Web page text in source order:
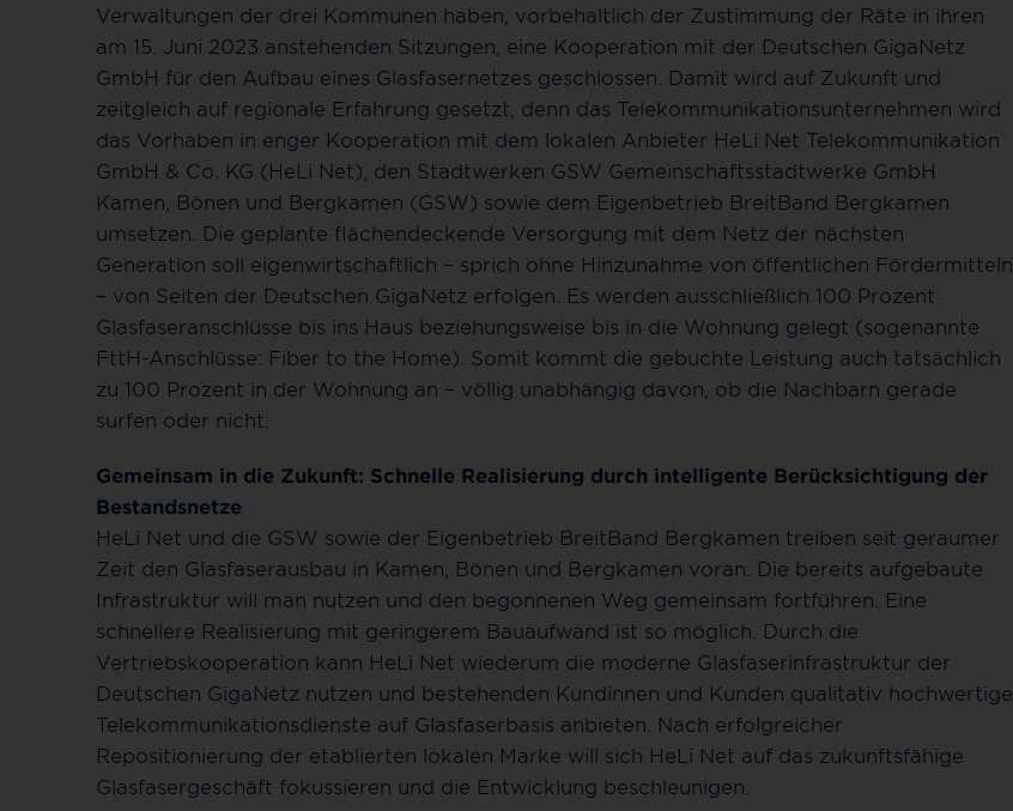
Verwaltungen der drei Kommunen haben, vorbehaltlich der Zustimmung der Räte in ihren
am 15. Juni 2023 anstehenden Sitzungen, eine Kooperation mit der Deutschen GigaNetz
GmbH für den Aufbau eines Glasfasernetzes geschlossen. Damit wird auf Zukunft und
zeitgleich auf regionale Erfahrung gesetzt, denn das Telekommunikationsunternehmen wird
das Vorhaben in enger Kooperation mit dem lokalen Anbieter HeLi Net Telekommunikation
GmbH & Co. KG (HeLi Net), den Stadtwerken GSW Gemeinschaftsstadtwerke GmbH
Kamen, Bönen und Bergkamen (GSW) sowie dem Eigenbetrieb BreitBand Bergkamen
umsetzen. Die geplante flächendeckende Versorgung mit dem Netz der nächsten
Generation soll eigenwirtschaftlich – sprich ohne Hinzunahme von öffentlichen Fördermitteln
– von Seiten der Deutschen GigaNetz erfolgen. Es werden ausschließlich 100 Prozent
Glasfaseranschlüsse bis ins Haus beziehungsweise bis in die Wohnung gelegt (sogenannte
FttH-Anschlüsse: Fiber to the Home). Somit kommt die gebuchte Leistung auch tatsächlich
zu 100 Prozent in der Wohnung an – völlig unabhängig davon, ob die Nachbarn gerade
surfen oder nicht.
Gemeinsam in die Zukunft: Schnelle Realisierung durch intelligente Berücksichtigung der
Bestandsnetze
HeLi Net und die GSW sowie der Eigenbetrieb BreitBand Bergkamen treiben seit geraumer
Zeit den Glasfaserausbau in Kamen, Bönen und Bergkamen voran. Die bereits aufgebaute
Infrastruktur will man nutzen und den begonnenen Weg gemeinsam fortführen. Eine
schnellere Realisierung mit geringerem Bauaufwand ist so möglich. Durch die
Vertriebskooperation kann HeLi Net wiederum die moderne Glasfaserinfrastruktur der
Deutschen GigaNetz nutzen und bestehenden Kundinnen und Kunden qualitativ hochwertige
Telekommunikationsdienste auf Glasfaserbasis anbieten. Nach erfolgreicher
Repositionierung der etablierten lokalen Marke will sich HeLi Net auf das zukunftsfähige
Glasfasergeschäft fokussieren und die Entwicklung beschleunigen.